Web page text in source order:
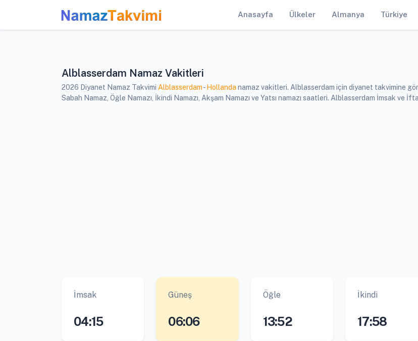
Anasayfa Ülkeler Almanya Türkiye
Alblasserdam Namaz Vakitleri
2026 Diyanet Namaz Takvimi Alblasserdam- Hollanda namaz vakitleri. Alblasserdam için diyanet takvimine
Sabah Namaz, Öğle Namazı, İkindi Namazı, Akşam Namazı ve Yatsı namazı saatleri. Alblasserdam İmsak ve
İmsak
04:15
Güneş
06:06
Öğle
13:52
İkindi
17:58